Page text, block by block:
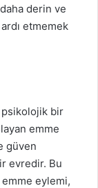
derin ve
etmemek
bir
emme
güven
evredir. Bu
eylemi,